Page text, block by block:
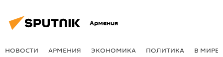
Армения
НОВОСТИ АРМЕНИЯ ЭКОНОМИКА ПОЛИТИКА В МИРЕ